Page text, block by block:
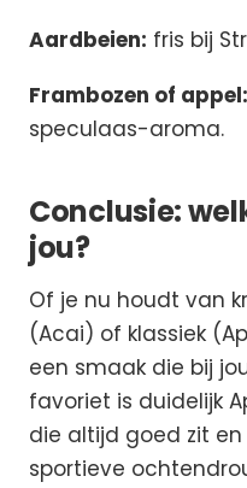
Aardbeien: fris bij
Frambozen of appel:
speculaas-aroma.
Conclusie:
jou?
Of je nu houdt van
(Acai) of klassiek
een smaak die bij
favoriet is duidelijk
die altijd goed zit
sportieve